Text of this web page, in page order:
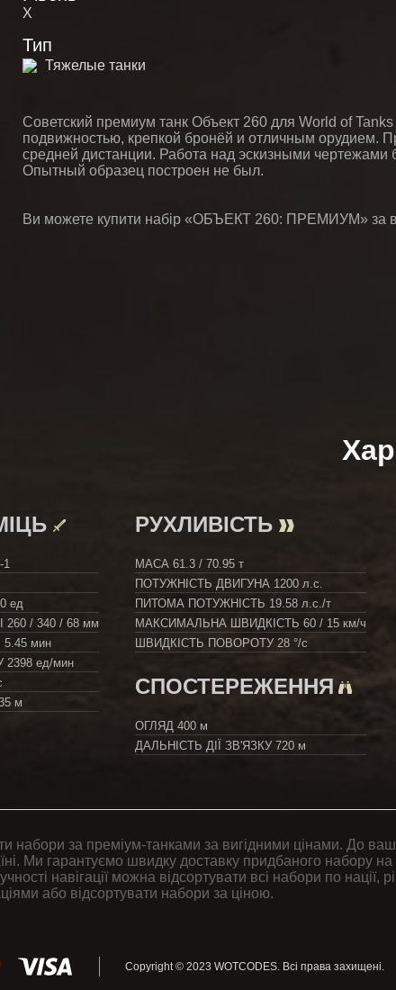
X
Тип
Тяжелые танки
Советский премиум танк Объект 260 для World of
подвижностью, крепкой бронёй и отличным орудием.
средней дистанции. Работа над эскизными
Опытный образец построен не был.
Ви можете купити набір «ОБЪЕКТ 260: ПРЕМИУМ» за
1
ед
260 / 340 / 68 мм
5.45 мин
2398 ед/мин
м
РУХЛИВІСТЬ
МАСА 61.3 / 70.95 т
ПОТУЖНІСТЬ ДВИГУНА 1200 л.с.
ПИТОМА ПОТУЖНІСТЬ 19.58 л.с./т
МАКСИМАЛЬНА ШВИДКІСТЬ 60 / 15 км/ч
ШВИДКІСТЬ ПОВОРОТУ 28 °/с
СПОСТЕРЕЖЕННЯ
ОГЛЯД 400 м
ДАЛЬНІСТЬ ДІЇ ЗВ'ЯЗКУ 720 м
набори за преміум-танками за вигідними цінами. До
Ми гарантуємо швидку доставку придбаного набору на
навігації можна відсортувати всі набори по нації,
або відсортувати набори за ціною.
Copyright © 2023 WOTCODES. Всі права захищені.